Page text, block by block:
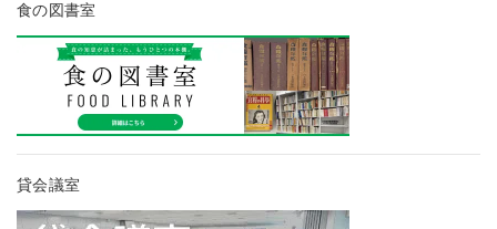
食の図書室
貸会議室